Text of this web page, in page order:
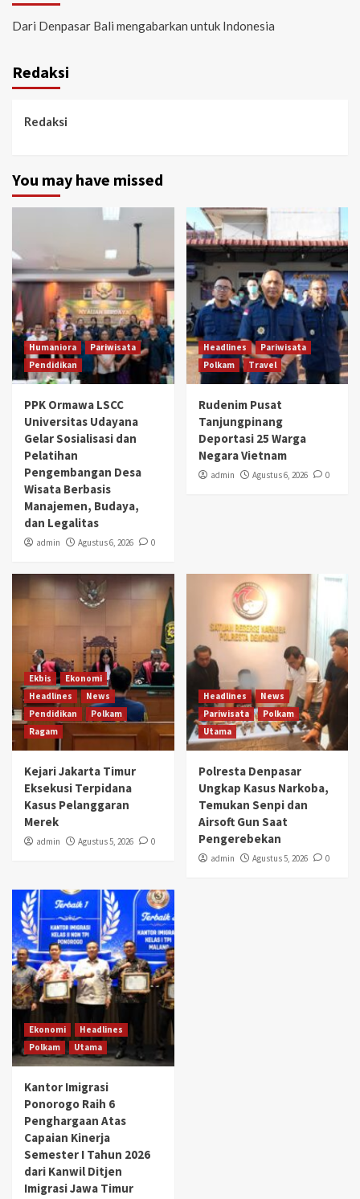
Dari Denpasar Bali mengabarkan untuk Indonesia
Redaksi
Redaksi
You may have missed
Humaniora
Pariwisata
Pendidikan
PPK Ormawa LSCC
Universitas Udayana
Gelar Sosialisasi dan
Pelatihan
Pengembangan Desa
Wisata Berbasis
Manajemen, Budaya,
dan Legalitas
admin Agustus 6, 2026 0
Headlines
Pariwisata
Polkam
Travel
Rudenim Pusat
Tanjungpinang
Deportasi 25 Warga
Negara Vietnam
admin Agustus 6, 2026 0
Ekbis
Ekonomi
Headlines
News
Pendidikan
Polkam
Ragam
Kejari Jakarta Timur
Eksekusi Terpidana
Kasus Pelanggaran
Merek
admin Agustus 5, 2026 0
Headlines
News
Pariwisata
Polkam
Utama
Polresta Denpasar
Ungkap Kasus Narkoba,
Temukan Senpi dan
Airsoft Gun Saat
Pengerebekan
admin Agustus 5, 2026 0
Ekonomi
Headlines
Polkam
Utama
Kantor Imigrasi
Ponorogo Raih 6
Penghargaan Atas
Capaian Kinerja
Semester I Tahun 2026
dari Kanwil Ditjen
Imigrasi Jawa Timur